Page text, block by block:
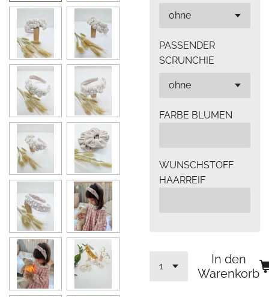
PASSENDER
SCRUNCHIE
FARBE BLUMEN
WUNSCHSTOFF
HAARREIF
In den
Warenkorb